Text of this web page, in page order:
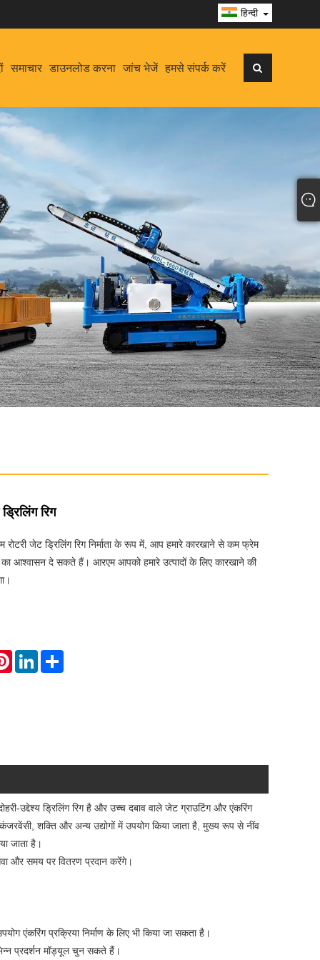
हिन्दी
समाचार डाउनलोड करना जांच भेजें हमसे संपर्क करें
रिग
जेट ड्रिलिंग रिग निर्माता के रूप में, आप हमारे कारखाने से कम फ्रेम
का आश्वासन दे सकते हैं। आरएम आपको हमारे उत्पादों के लिए कारखाने की
PinterestLinkedInShare
उद्देश्य ड्रिलिंग रिग है और उच्च दबाव वाले जेट ग्राउटिंग और एंकरिंग
कंजरवेंसी, शक्ति और अन्य उद्योगों में उपयोग किया जाता है, मुख्य रूप से नींव
जाता है।
और समय पर वितरण प्रदान करेंगे।
एंकरिंग प्रक्रिया निर्माण के लिए भी किया जा सकता है।
प्रदर्शन मॉड्यूल चुन सकते हैं।